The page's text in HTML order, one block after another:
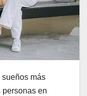
sueños más
en